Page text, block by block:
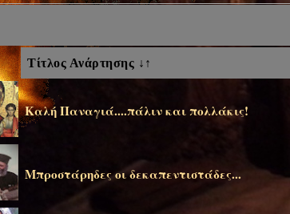
Τίτλος Ανάρτησης ↓↑
Καλή Παναγιά....πάλιν και πολλάκις!
Μπροστάρηδες οι δεκαπεντιστάδες...